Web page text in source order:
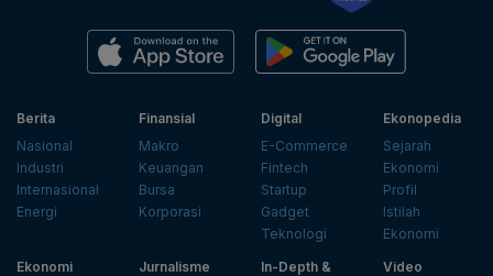
Berita
Nasional
Industri
Internasional
Energi
Finansial
Makro
Keuangan
Bursa
Korporasi
Digital
E-Commerce
Fintech
Startup
Gadget
Teknologi
Ekonopedia
Sejarah
Ekonomi
Profil
Istilah
Ekonomi
Ekonomi
Jurnalisme
In-Depth &
Video